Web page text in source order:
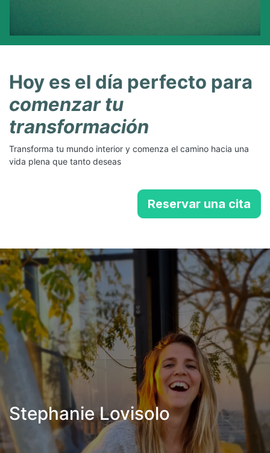
Hoy es el día perfecto para
comenzar tu
transformación
Transforma tu mundo interior y comenza el camino hacia una
vida plena que tanto deseas
Reservar una cita
Stephanie Lovisolo